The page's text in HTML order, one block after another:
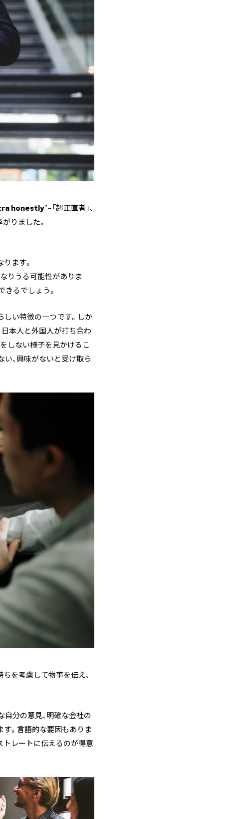
honestly”=「超正直者」、
がりました。
ります。
りうる可能性がありま
きるでしょう。
しい特徴の一つです。しか
本人と外国人が打ち合わ
しない様子を見かけるこ
、興味がないと受け取ら
を考慮して物事を伝え、
分の意見、明確な会社の
す。言語的な要因もありま
トレートに伝えるのが得意